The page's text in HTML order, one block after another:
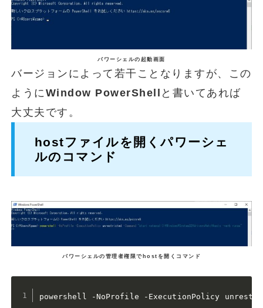
パワーシェルの起動画面
バージョンによって若干ことなりますが、この
ようにWindow PowerShell
と書いてあれば
大丈夫です。
hostファイルを開くパワーシェ
ルのコマンド
パワーシェルの管理者権限でhostを開くコマンド
powershell -NoProfile -ExecutionPolicy